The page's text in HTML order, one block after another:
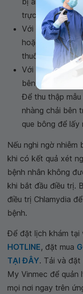
trực tràng hoặc
Với mẫu dịch từ
hoặc sử dụng
thuốc trong
Với mẫu thu
bên trong của
Để thu thập
nhàng chải bên
que bông để lấy
Nếu nghi ngờ
khi có kết quả xét
bệnh nhân không
khi bắt đầu điều trị.
điều trị Chlamydia
bệnh.
Để đặt lịch khám tại
HOTLINE, đặt mua
TẠI ĐÂY. Tải và
My Vinmec để quản
mọi nơi ngay trên